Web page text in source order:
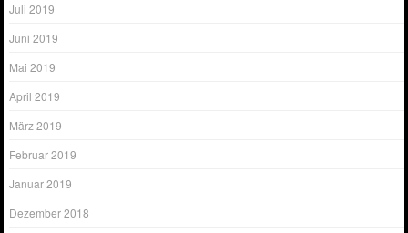
Juli 2019
Juni 2019
Mai 2019
April 2019
März 2019
Februar 2019
Januar 2019
Dezember 2018